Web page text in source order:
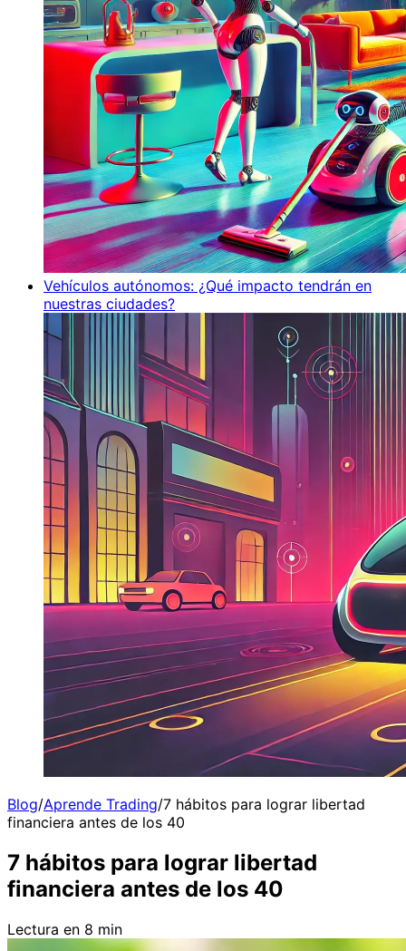
Vehículos autónomos: ¿Qué impacto tendrán en
nuestras ciudades?
Blog/Aprende Trading/7 hábitos para lograr libertad
financiera antes de los 40
7 hábitos para lograr libertad
financiera antes de los 40
Lectura en 8 min